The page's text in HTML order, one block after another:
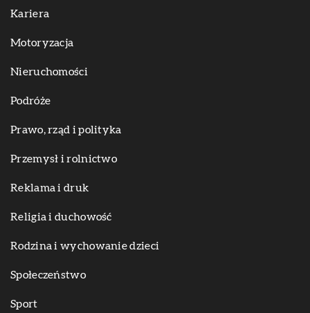
Kariera
Motoryzacja
Nieruchomości
Podróże
Prawo, rząd i polityka
Przemysł i rolnictwo
Reklama i druk
Religia i duchowość
Rodzina i wychowanie dzieci
Społeczeństwo
Sport